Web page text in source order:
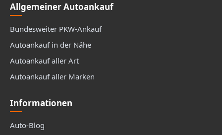
Allgemeiner Autoankauf
Bundesweiter PKW-Ankauf
Autoankauf in der Nähe
Autoankauf aller Art
Autoankauf aller Marken
Informationen
Auto-Blog